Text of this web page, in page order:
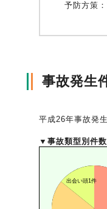
協会各地の活動
通報等窓口
予防方策：
事故発生
平成26年事故発
▼事故類型別件数